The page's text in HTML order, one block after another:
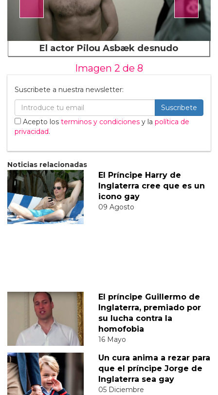
El actor Pilou Asbæk desnudo
Imagen 2 de 8
Suscribete a nuestra newsletter:
Suscribete
Acepto los terminos y condiciones y la política de
privacidad.
Noticias relacionadas
El Príncipe Harry de
Inglaterra cree que es un
icono gay
09 Agosto
El príncipe Guillermo de
Inglaterra, premiado por
su lucha contra la
homofobia
16 Mayo
Un cura anima a rezar para
que el príncipe Jorge de
Inglaterra sea gay
05 Diciembre